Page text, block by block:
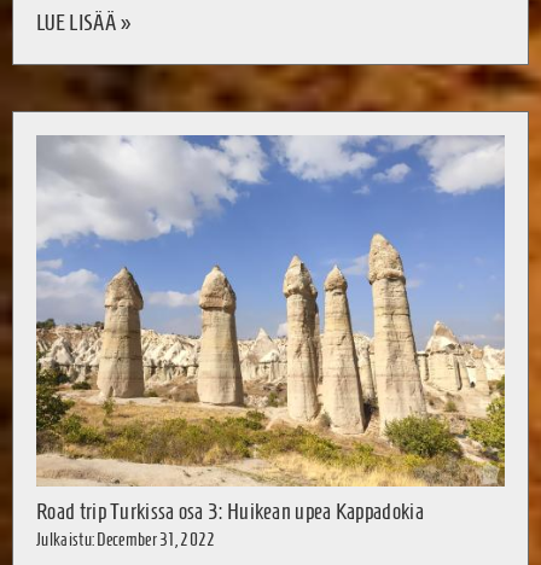
LUE LISÄÄ »
Road trip Turkissa osa 3: Huikean upea Kappadokia
Julkaistu: December 31, 2022